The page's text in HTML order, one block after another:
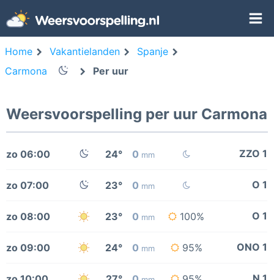
Home Vakantielanden
Spanje
Carmona
Per uur
Weersvoorspelling per uur Carmona
zo 06:00 24° 0 mm ZZO 1
zo 07:00 23° 0 mm O 1
zo 08:00 23° 0 mm 100% O 1
zo 09:00 24° 0 mm 95% ONO 1